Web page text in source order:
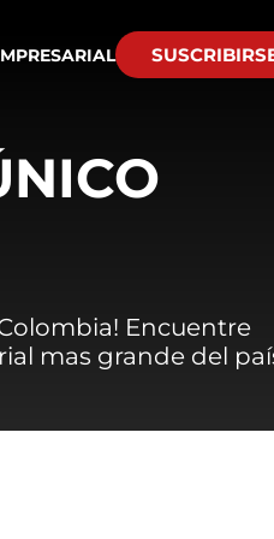
Encuentre
mas grande del